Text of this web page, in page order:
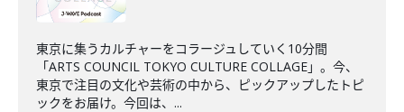
東京に集うカルチャーをコラージュしていく10分間
「ARTS COUNCIL TOKYO CULTURE COLLAGE」。今、
東京で注目の文化や芸術の中から、ピックアップしたトピ
ックをお届け。今回は、...